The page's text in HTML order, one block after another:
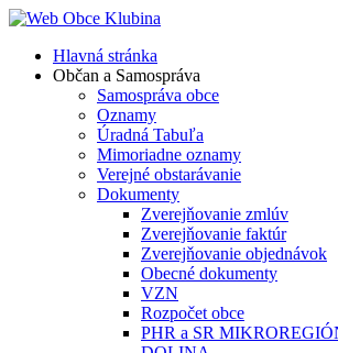
Hlavná stránka
Občan a Samospráva
Samospráva obce
Oznamy
Úradná Tabuľa
Mimoriadne oznamy
Verejné obstarávanie
Dokumenty
Zverejňovanie zmlúv
Zverejňovanie faktúr
Zverejňovanie objednávok
Obecné dokumenty
VZN
Rozpočet obce
PHR a SR